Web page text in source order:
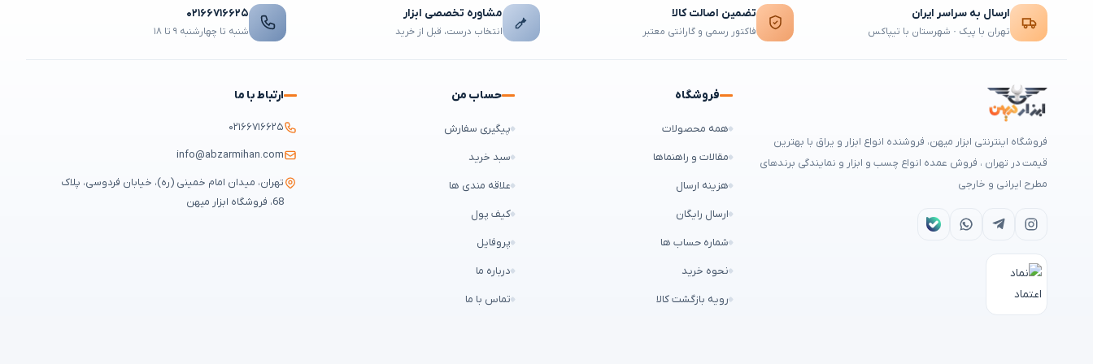
ارسال به سراسر ایران
تهران با پیک · شهرستان با تیپاکس
تضمین اصالت کالا
فاکتور رسمی و گارانتی معتبر
مشاوره تخصصی ابزار
انتخاب درست، قبل از خرید
۰۲۱۶۶۷۱۶۶۲۵
شنبه تا چهارشنبه ۹ تا ۱۸
فروشگاه اینترنتی ابزار میهن، فروشنده انواع ابزار و یراق با بهترین
قیمت در تهران ، فروش عمده انواع چسب و ابزار و نمایندگی برندهای
مطرح ایرانی و خارجی
فروشگاه
همه محصولات
مقالات و راهنماها
هزینه ارسال
ارسال رایگان
شماره حساب ها
نحوه خرید
رویه بازگشت کالا
حساب من
پیگیری سفارش
سبد خرید
علاقه مندی ها
کیف پول
پروفایل
درباره ما
تماس با ما
ارتباط با ما
۰۲۱۶۶۷۱۶۶۲۵
info@abzarmihan.com
تهران، میدان امام خمینی (ره)، خیابان فردوسی، پلاک
68، فروشگاه ابزار میهن